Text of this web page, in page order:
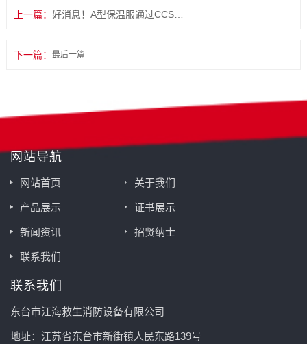
上一篇： 好消息！A型保温服通过CCS认可
下一篇： 最后一篇
网站导航
网站首页 关于我们
产品展示 证书展示
新闻资讯 招贤纳士
联系我们
联系我们
东台市江海救生消防设备有限公司
地址：江苏省东台市新街镇人民东路139号